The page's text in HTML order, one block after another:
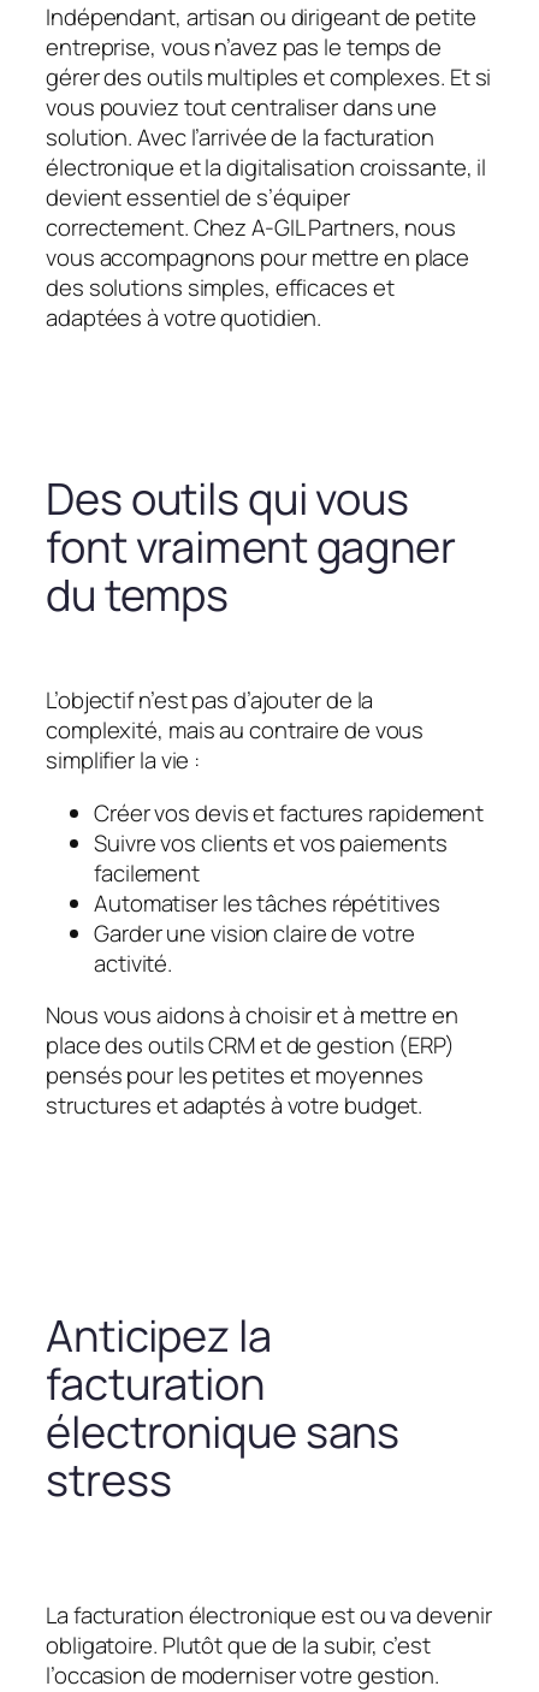
Indépendant, artisan ou dirigeant de petite
entreprise, vous n’avez pas le temps de
gérer des outils multiples et complexes. Et si
vous pouviez tout centraliser dans une
solution. Avec l’arrivée de la facturation
électronique et la digitalisation croissante, il
devient essentiel de s’équiper
correctement. Chez A-GIL Partners, nous
vous accompagnons pour mettre en place
des solutions simples, efficaces et
adaptées à votre quotidien.
Des outils qui vous
font vraiment gagner
du temps
L’objectif n’est pas d’ajouter de la
complexité, mais au contraire de vous
simplifier la vie :
Créer vos devis et factures rapidement
Suivre vos clients et vos paiements
facilement
Automatiser les tâches répétitives
Garder une vision claire de votre
activité.
Nous vous aidons à choisir et à mettre en
place des outils CRM et de gestion (ERP)
pensés pour les petites et moyennes
structures et adaptés à votre budget.
Anticipez la
facturation
électronique sans
stress
La facturation électronique est ou va devenir
obligatoire. Plutôt que de la subir, c’est
l’occasion de moderniser votre gestion.